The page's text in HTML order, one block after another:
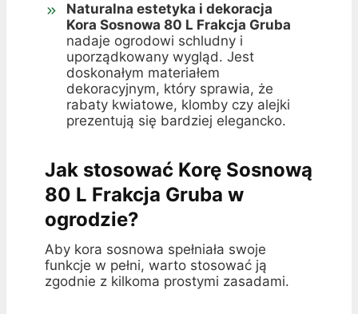
Naturalna estetyka i dekoracja
Kora Sosnowa 80 L Frakcja Gruba
nadaje ogrodowi schludny i
uporządkowany wygląd. Jest
doskonałym materiałem
dekoracyjnym, który sprawia, że
rabaty kwiatowe, klomby czy alejki
prezentują się bardziej elegancko.
Jak stosować Korę Sosnową
80 L Frakcja Gruba w
ogrodzie?
Aby kora sosnowa spełniała swoje
funkcje w pełni, warto stosować ją
zgodnie z kilkoma prostymi zasadami.